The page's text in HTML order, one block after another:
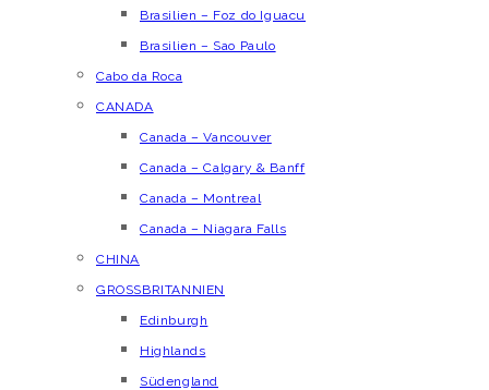
Brasilien – Foz do Iguacu
Brasilien – Sao Paulo
Cabo da Roca
CANADA
Canada – Vancouver
Canada – Calgary & Banff
Canada – Montreal
Canada – Niagara Falls
CHINA
GROSSBRITANNIEN
Edinburgh
Highlands
Südengland